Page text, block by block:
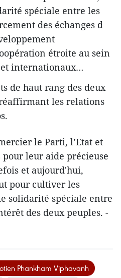
spéciale entre les
des échanges d​
étroite au sein
internationaux…
de haut rang des deux
les relations
le Parti, l’Etat et
leur aide précieuse
et aujourd'hui,
pour cultiver les
solidarité spéciale entre
des deux peuples. -
Phankham Viphavanh